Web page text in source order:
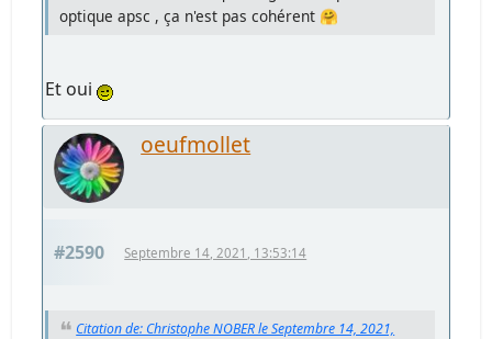
optique apsc , ça n'est pas cohérent 🤗
Et oui
oeufmollet
#2590 Septembre 14, 2021, 13:53:14
Citation de: Christophe NOBER le Septembre 14, 2021,